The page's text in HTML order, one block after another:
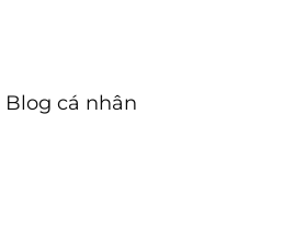
Blog cá nhân